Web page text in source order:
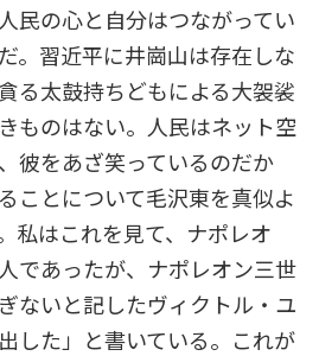
民の心と自分はつながってい
。習近平に井崗山は存在しな
る太鼓持ちどもによる大袈裟
ものはない。人民はネット空
彼をあざ笑っているのだか
ことについて毛沢東を真似よ
私はこれを見て、ナポレオ
であったが、ナポレオン三世
ないと記したヴィクトル・ユ
した」と書いている。これが